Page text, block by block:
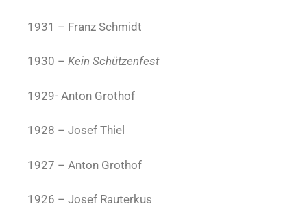
1931 – Franz Schmidt
1930 – Kein Schützenfest
1929- Anton Grothof
1928 – Josef Thiel
1927 – Anton Grothof
1926 – Josef Rauterkus